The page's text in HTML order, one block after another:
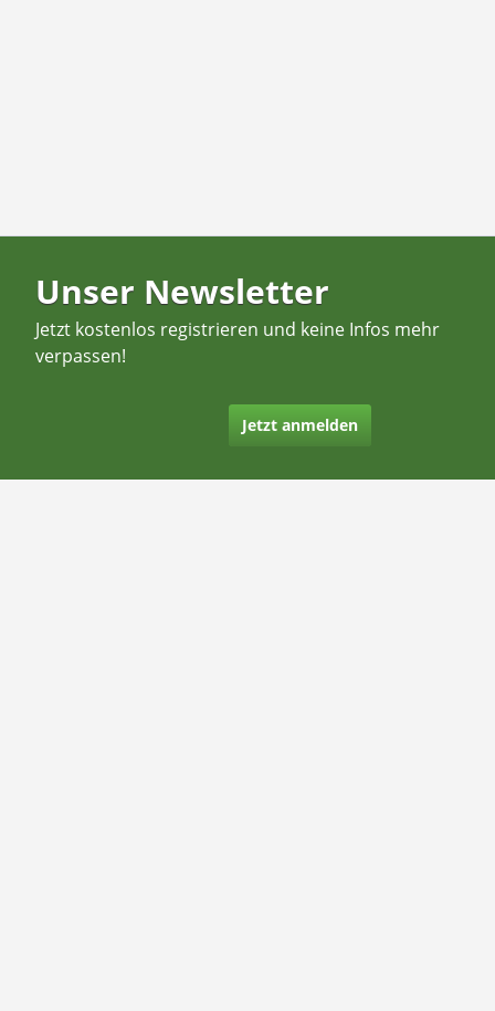
Unser Newsletter
Jetzt kostenlos registrieren und keine Infos mehr
verpassen!
Jetzt anmelden